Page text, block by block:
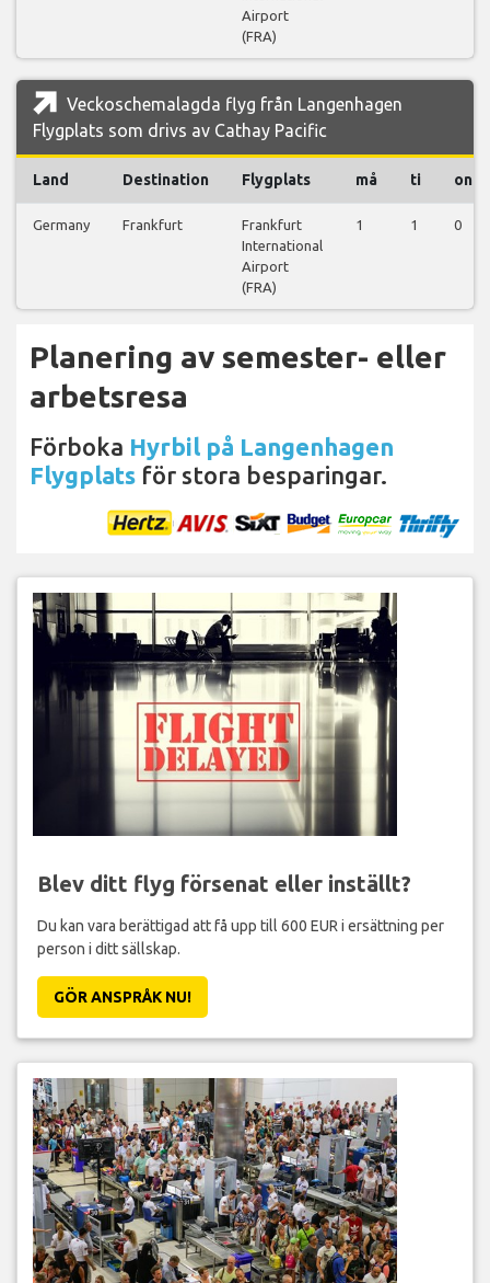
Airport
(FRA)
Veckoschemalagda flyg från Langenhagen
Flygplats som drivs av Cathay Pacific
Land Destination Flygplats må ti on
Germany Frankfurt
Frankfurt
International
Airport
(FRA)
1 1 0
Planering av semester- eller
arbetsresa
Förboka Hyrbil på Langenhagen
Flygplats för stora besparingar.
Blev ditt flyg försenat eller inställt?
Du kan vara berättigad att få upp till 600 EUR i ersättning per
person i ditt sällskap.
GÖR ANSPRÅK NU!